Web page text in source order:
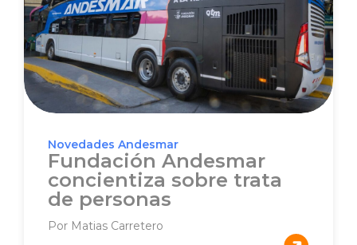
Novedades Andesmar
Fundación Andesmar
concientiza sobre trata
de personas
Por Matias Carretero